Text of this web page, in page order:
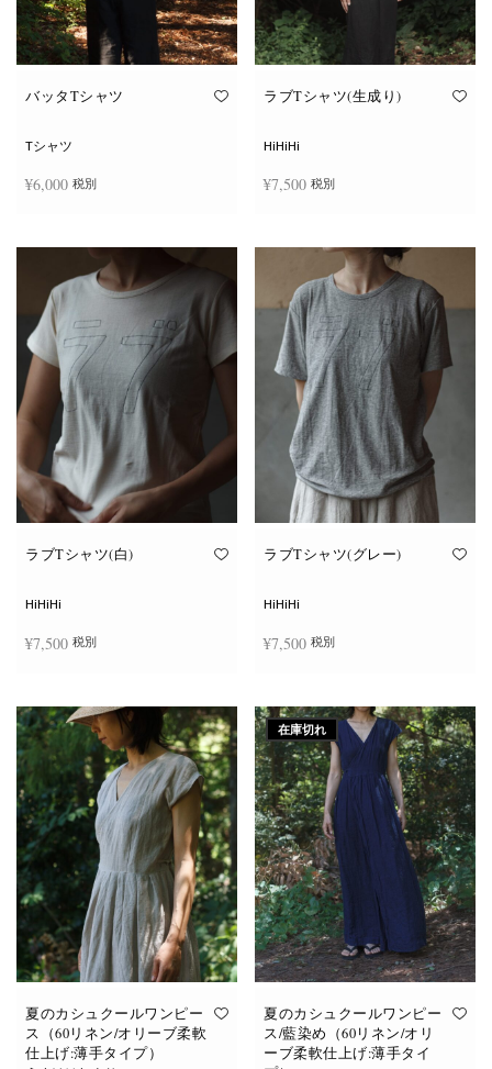
ま
ジ
ら
選
き
ま
す
ま
オ
ジ
ら
選
択
で
き
ま
す
バッタTシャツ
Tシャツ
¥6,000 税別
の
品
に
数
の
バ
リ
エ
ー
シ
ョ
ン
が
あ
り
ま
オ
ジ
か
ら
選
択
で
き
ま
す
ラブTシャツ(生成り)
HiHiHi
¥7,500 税別
の
商
品
に
は
複
数
の
バ
リ
エ
ー
シ
ョ
ン
が
あ
り
ま
オ
ジ
か
ら
選
択
で
き
ま
す
ラブTシャツ(白)
HiHiHi
¥7,500 税別
の
商
品
に
は
複
数
の
バ
リ
エ
ー
シ
ョ
ン
が
あ
り
ま
オ
プ
シ
ョ
ラブTシャツ(グレー)
HiHiHi
¥7,500 税別
の
商
品
に
複
数
の
ョ
ン
が
あ
り
ま
オ
プ
シ
ョ
夏のカシュクールワンピー
ス（60リネン/オリーブ柔軟
仕上げ:薄手タイプ）
在庫切れ
夏のカシュクールワンピー
ス/藍染め（60リネン/オリ
ーブ柔軟仕上げ:薄手タイ